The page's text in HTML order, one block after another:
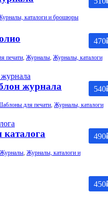
каталоги и брошюры
470
печати Журналы Журналы, каталоги
540
журнала
для печати, Журналы, каталоги
490
Журналы, Журналы, каталоги и
450